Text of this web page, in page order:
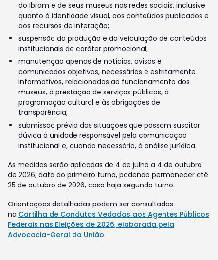
do Ibram e de seus museus nas redes sociais, inclusive
quanto à identidade visual, aos conteúdos publicados e
aos recursos de interação;
suspensão da produção e da veiculação de conteúdos
institucionais de caráter promocional;
manutenção apenas de notícias, avisos e
comunicados objetivos, necessários e estritamente
informativos, relacionados ao funcionamento dos
museus, à prestação de serviços públicos, à
programação cultural e às obrigações de
transparência;
submissão prévia das situações que possam suscitar
dúvida à unidade responsável pela comunicação
institucional e, quando necessário, à análise jurídica.
As medidas serão aplicadas de 4 de julho a 4 de outubro
de 2026, data do primeiro turno, podendo permanecer até
25 de outubro de 2026, caso haja segundo turno.
Orientações detalhadas podem ser consultadas
na Cartilha de Condutas Vedadas aos Agentes Públicos
Federais nas Eleições de 2026, elaborada pela
Advocacia-Geral da União.